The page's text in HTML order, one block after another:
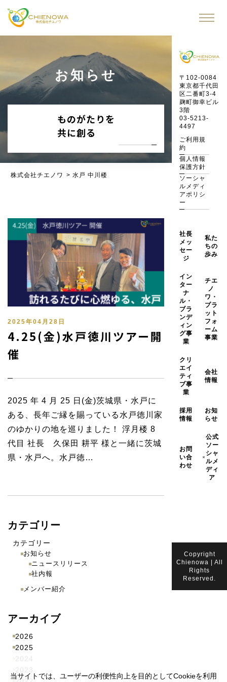
お知らせ
ものがたりを
共に創る
株式会社チエノワ > 水戸 中川楼
2025年04月28日
4.25(金)水戸徳川ツアー開
催
2025 年 4 月 25 日(金)茨城県・水戸に
ある、長年ご縁を賜っている水戸徳川家
のゆかりの地を巡りました！ 浮月楼 8
代目 社長 久保田 耕平 様と一緒に茨城
県・水戸へ。水戸徳…
カテゴリー
カテゴリー
お知らせ
ニュースリリース
社内報
メンバー紹介
アーカイブ
2026
2025
2024
2023
〒102-0084
東京都千代田
区二番町3-4
麹町御幸ビル
3階
03-5213-
4497
ご利用規
約
個人情報
保護方針
ソーシャ
ルメディ
アポリシ
ー
社長
メッ
セー
ジ
私た
ちの
歩み
イン
ター
ナ
ル・
ブラ
ンデ
ィン
グ事
業
チエ
ノ
ワ・
プラ
ット
フォ
ーム
事業
クリ
エイ
ティ
ブ事
業
会社
情報
採用
情報
お知
らせ
お問
い合
わせ
公式
ソー
シャ
ルメ
ディ
ア
Copyright
Chienowa | All
Rights
Reserved.
当サイトでは、ユーザーの利便性向上を目的としてCookieを利用